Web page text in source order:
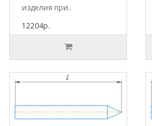
изделия при..
12204р.